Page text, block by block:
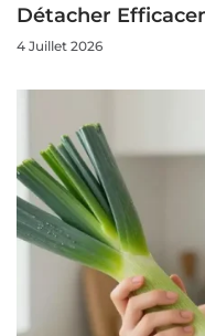
Détacher
4 Juillet 2026